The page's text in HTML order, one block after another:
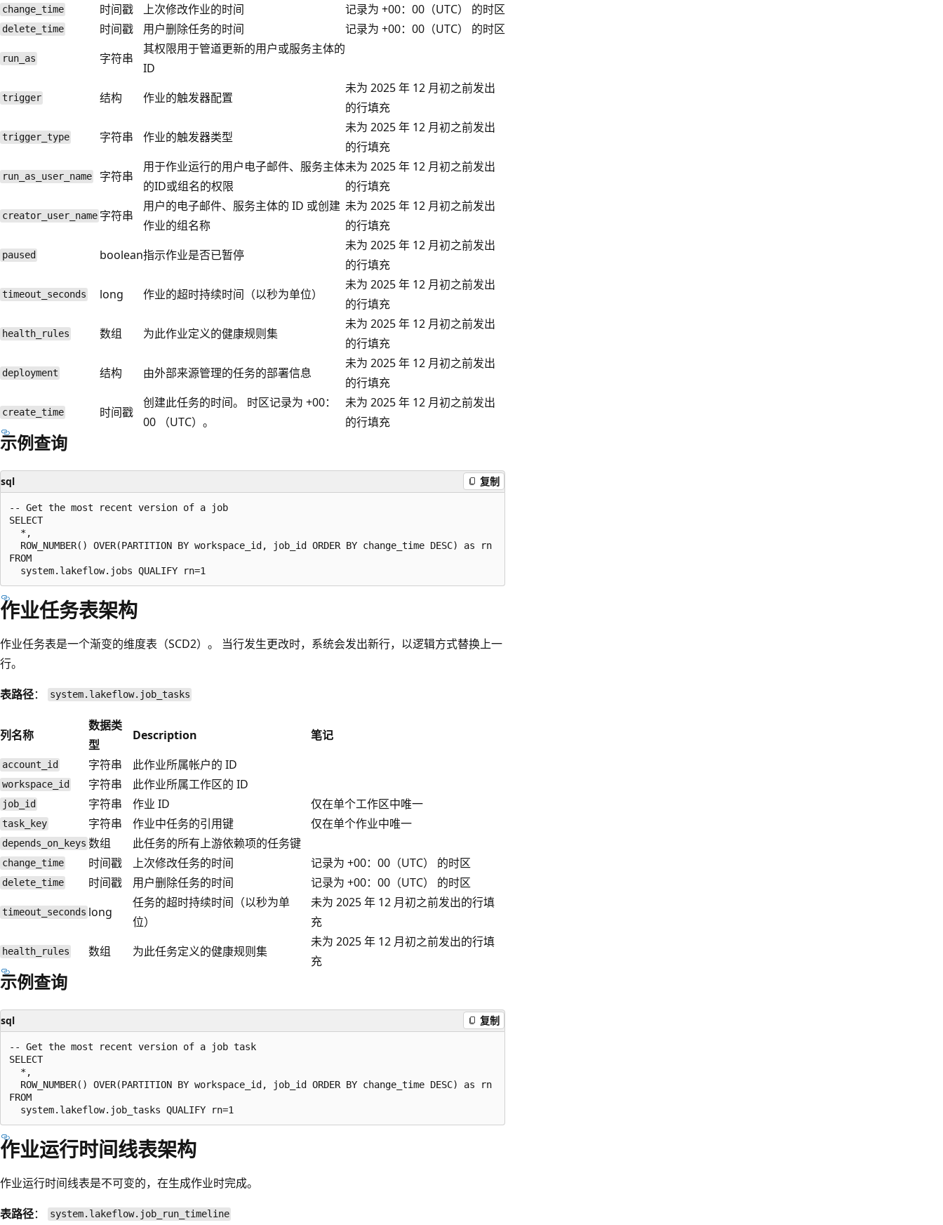
change_time 时间戳 上次修改作业的时间 记录为 +00：00（UTC） 的时区
delete_time 时间戳 用户删除任务的时间 记录为 +00：00（UTC） 的时区
run_as 字符串
其权限用于管道更新的用户或服务主体的
ID
trigger 结构 作业的触发器配置
未为 2025 年 12 月初之前发出
的行填充
trigger_type 字符串 作业的触发器类型
未为 2025 年 12 月初之前发出
的行填充
run_as_user_name 字符串
用于作业运行的用户电子邮件、服务主体
的ID或组名的权限
未为 2025 年 12 月初之前发出
的行填充
creator_user_name 字符串
用户的电子邮件、服务主体的 ID 或创建
作业的组名称
未为 2025 年 12 月初之前发出
的行填充
paused boolean指示作业是否已暂停
未为 2025 年 12 月初之前发出
的行填充
timeout_seconds long 作业的超时持续时间（以秒为单位）
未为 2025 年 12 月初之前发出
的行填充
health_rules 数组 为此作业定义的健康规则集
未为 2025 年 12 月初之前发出
的行填充
deployment 结构 由外部来源管理的任务的部署信息
未为 2025 年 12 月初之前发出
的行填充
create_time 时间戳
创建此任务的时间。 时区记录为 +00：
00 （UTC）。
未为 2025 年 12 月初之前发出
的行填充
示例查询
sql 复制
-- Get the most recent version of a job
SELECT
  *,
  ROW_NUMBER() OVER(PARTITION BY workspace_id, job_id ORDER BY change_time DESC) as rn
FROM
作业任务表架构
作业任务表是一个渐变的维度表（SCD2）。 当行发生更改时，系统会发出新行，以逻辑方式替换上一
行。
表路径： system.lakeflow.job_tasks
列名称
数据类
型
Description 笔记
account_id 字符串 此作业所属帐户的 ID
workspace_id 字符串 此作业所属工作区的 ID
job_id 字符串 作业 ID 仅在单个工作区中唯一
task_key 字符串 作业中任务的引用键 仅在单个作业中唯一
depends_on_keys 数组 此任务的所有上游依赖项的任务键
change_time 时间戳 上次修改任务的时间 记录为 +00：00（UTC） 的时区
delete_time 时间戳 用户删除任务的时间 记录为 +00：00（UTC） 的时区
timeout_seconds long
任务的超时持续时间（以秒为单
位）
未为 2025 年 12 月初之前发出的行填
充
health_rules 数组 为此任务定义的健康规则集
未为 2025 年 12 月初之前发出的行填
充
示例查询
sql 复制
-- Get the most recent version of a job task
SELECT
  *,
  ROW_NUMBER() OVER(PARTITION BY workspace_id, job_id ORDER BY change_time DESC) as rn
FROM
作业运行时间线表架构
作业运行时间线表是不可变的，在生成作业时完成。
表路径： system.lakeflow.job_run_timeline